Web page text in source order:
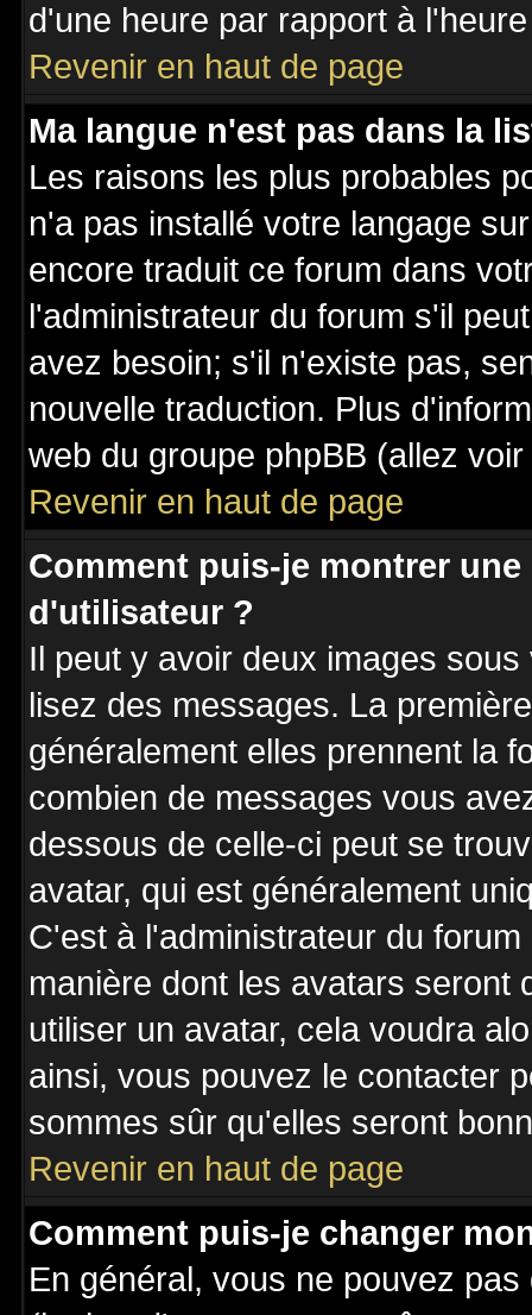
d'une heure par rapport à
Revenir en haut de page
Ma langue n'est pas dans la
Les raisons les plus probables
n'a pas installé votre langage
encore traduit ce forum dans
l'administrateur du forum s'il
avez besoin; s'il n'existe pas,
nouvelle traduction. Plus
web du groupe phpBB (allez
Revenir en haut de page
Comment puis-je montrer
d'utilisateur ?
Il peut y avoir deux images
lisez des messages. La
généralement elles prennent la
combien de messages vous
dessous de celle-ci peut se
avatar, qui est généralement
C'est à l'administrateur du
manière dont les avatars seront
utiliser un avatar, cela voudra
ainsi, vous pouvez le contacter
sommes sûr qu'elles seront
Revenir en haut de page
Comment puis-je changer
En général, vous ne pouvez